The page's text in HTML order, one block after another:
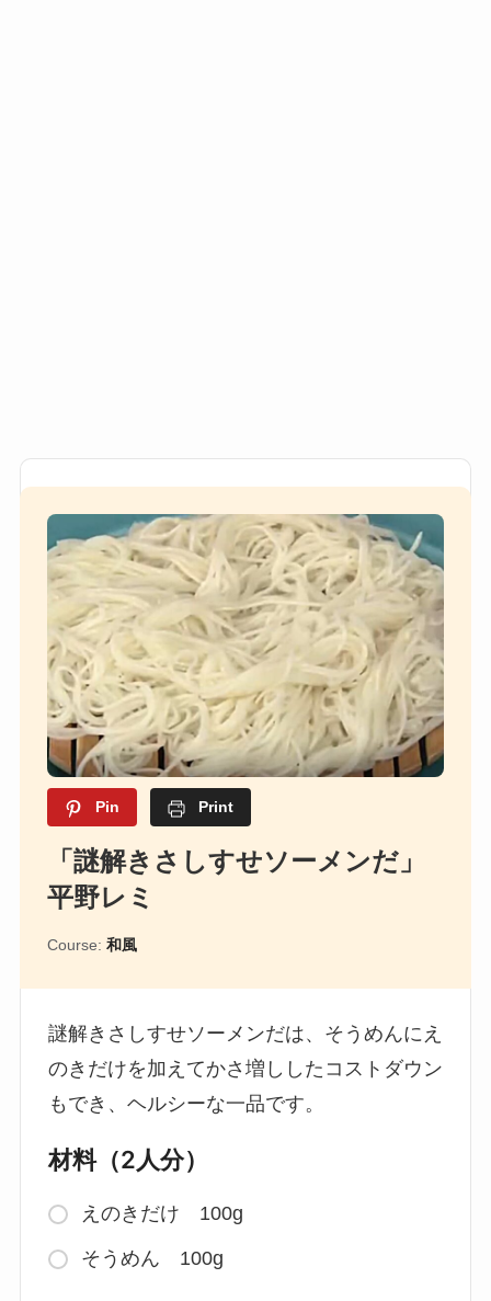
Pin Print
「謎解きさしすせソーメンだ」
平野レミ
Course: 和風
謎解きさしすせソーメンだは、そうめんにえ
のきだけを加えてかさ増ししたコストダウン
もでき、ヘルシーな一品です。
材料（2人分）
えのきだけ 100g
そうめん 100g